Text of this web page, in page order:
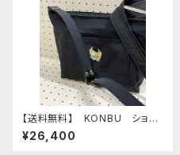
【送料無料】 KONBU ショル
ダーバッグ オカメインコ ブラ
ック （ポケット：ブラック）
¥26,400